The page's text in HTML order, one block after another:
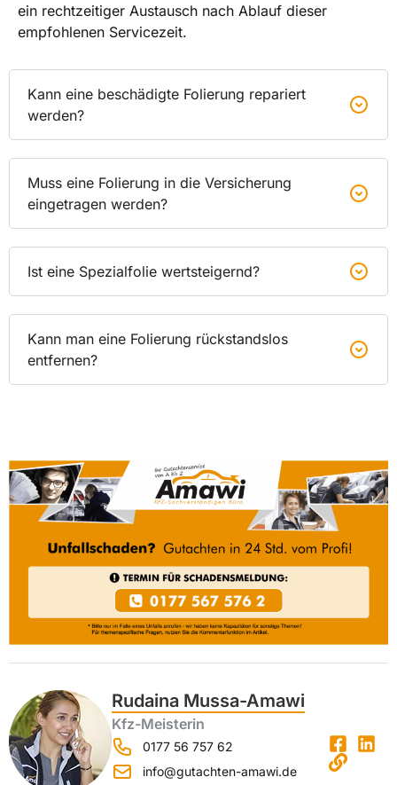
ein rechtzeitiger Austausch nach Ablauf dieser
empfohlenen Servicezeit.
Kann eine beschädigte Folierung repariert
werden?
Muss eine Folierung in die Versicherung
eingetragen werden?
Ist eine Spezialfolie wertsteigernd?
Kann man eine Folierung rückstandslos
entfernen?
Rudaina Mussa-Amawi
Kfz-Meisterin
0177 56 757 62
info@gutachten-amawi.de